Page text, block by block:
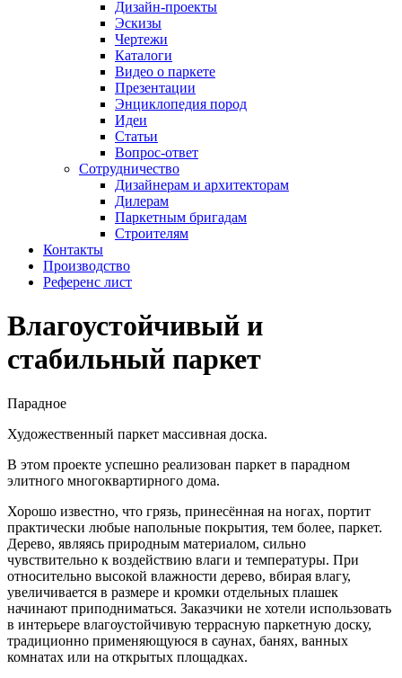
Дизайн-проекты
Эскизы
Чертежи
Каталоги
Видео о паркете
Презентации
Энциклопедия пород
Идеи
Статьи
Вопрос-ответ
Сотрудничество
Дизайнерам и архитекторам
Дилерам
Паркетным бригадам
Строителям
Контакты
Производство
Референс лист
Влагоустойчивый и
стабильный паркет
Парадное
Художественный паркет массивная доска.
В этом проекте успешно реализован паркет в парадном
элитного многоквартирного дома.
Хорошо известно, что грязь, принесённая на ногах, портит
практически любые напольные покрытия, тем более, паркет.
Дерево, являясь природным материалом, сильно
чувствительно к воздействию влаги и температуры. При
относительно высокой влажности дерево, вбирая влагу,
увеличивается в размере и кромки отдельных плашек
начинают приподниматься. Заказчики не хотели использовать
в интерьере влагоустойчивую террасную паркетную доску,
традиционно применяющуюся в саунах, банях, ванных
комнатах или на открытых площадках.